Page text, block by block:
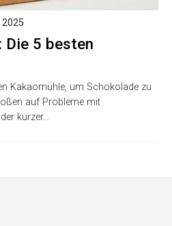
Die 5 besten
Kakaomühle, um Schokolade zu
auf Probleme mit
kurzer…